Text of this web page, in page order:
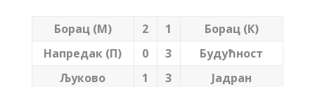
Борац (М) 2 1
Борац (К)
Напредак (П)
0 3
Будућност
Љуково
1 3
Јадран